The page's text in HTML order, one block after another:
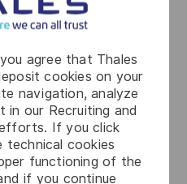
agree that Thales
cookies on your
navigation, analyze
in our Recruiting and
If you click
technical cookies
functioning of the
if you continue
conception et architectures
de conception et de
Vitis HLS, VHDL…)
normes de
télécom (CCSDS,